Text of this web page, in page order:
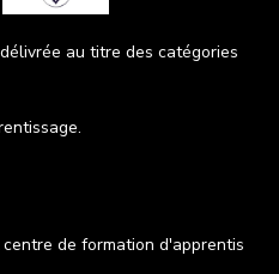
au titre des catégories
de formation d'apprentis